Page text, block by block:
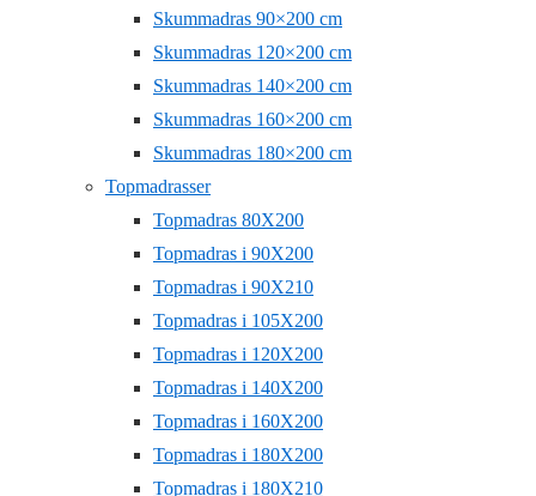
Skummadras 90×200 cm
Skummadras 120×200 cm
Skummadras 140×200 cm
Skummadras 160×200 cm
Skummadras 180×200 cm
Topmadrasser
Topmadras 80X200
Topmadras i 90X200
Topmadras i 90X210
Topmadras i 105X200
Topmadras i 120X200
Topmadras i 140X200
Topmadras i 160X200
Topmadras i 180X200
Topmadras i 180X210